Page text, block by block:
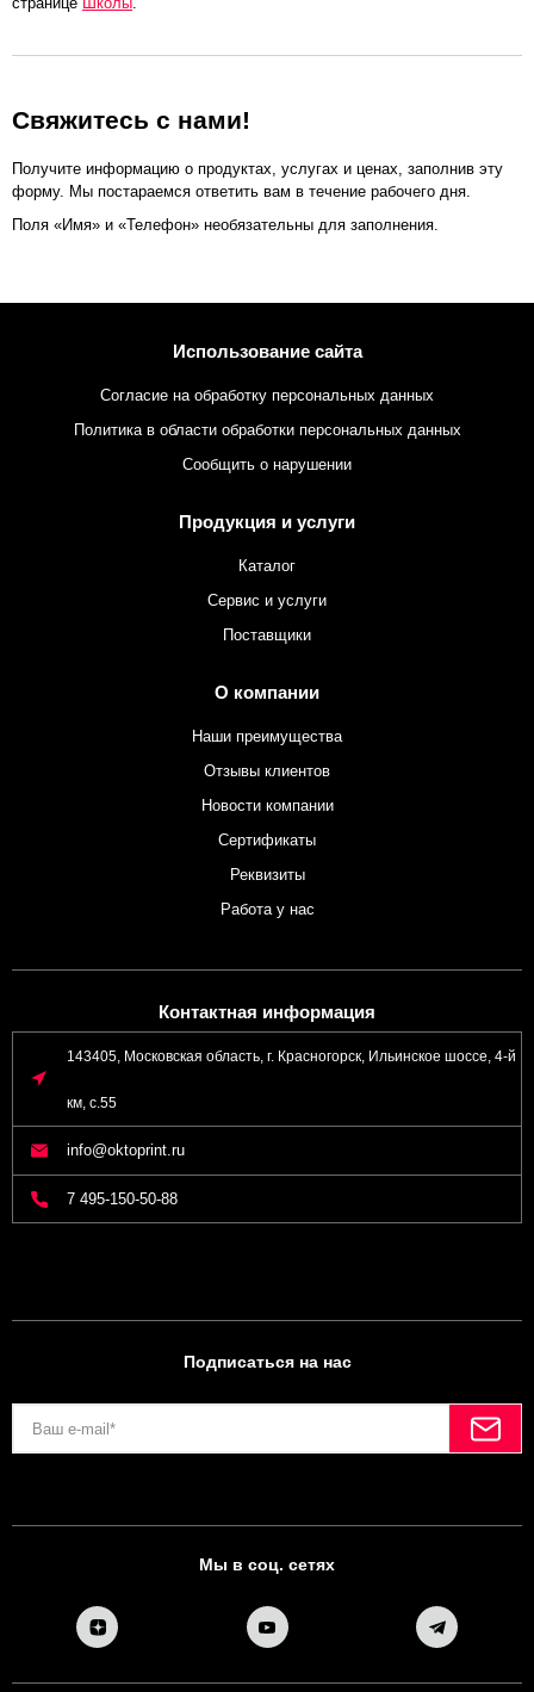
Свяжитесь с нами!
Получите информацию о продуктах, услугах и ценах, заполнив эту
форму. Мы постараемся ответить вам в течение рабочего дня.
Поля «Имя» и «Телефон» необязательны для заполнения.
Использование сайта
Согласие на обработку персональных данных
Политика в области обработки персональных данных
Сообщить о нарушении
Продукция и услуги
Каталог
Сервис и услуги
Поставщики
О компании
Наши преимущества
Отзывы клиентов
Новости компании
Сертификаты
Реквизиты
Работа у нас
Контактная информация
143405, Московская область, г. Красногорск, Ильинское шоссе, 4-й
км, с.55
info@oktoprint.ru
7 495-150-50-88
Подписаться на нас
Мы в соц. сетях